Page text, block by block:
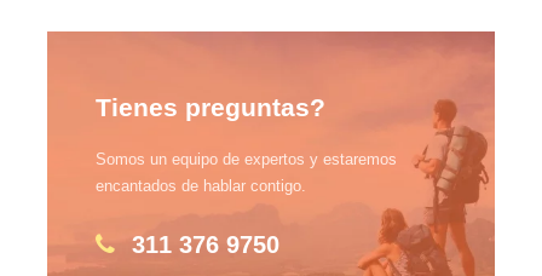
Tienes preguntas?
Somos un equipo de expertos y estaremos
encantados de hablar contigo.
311 376 9750